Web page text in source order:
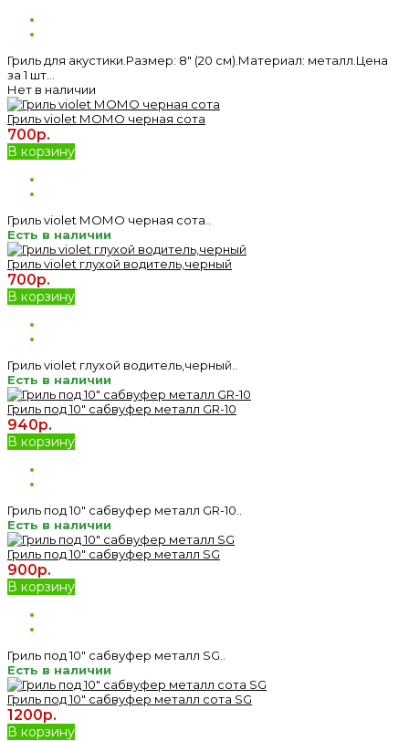
Гриль для акустики.Размер: 8″ (20 см).Материал: металл.Цена
за 1 шт...
Нет в наличии
Гриль violet МОМО черная сота
700р.
В корзину
Гриль violet МОМО черная сота..
Есть в наличии
Гриль violet глухой водитель,черный
700р.
В корзину
Гриль violet глухой водитель,черный..
Есть в наличии
Гриль под 10" сабвуфер металл GR-10
940р.
В корзину
Гриль под 10" сабвуфер металл GR-10..
Есть в наличии
Гриль под 10" сабвуфер металл SG
900р.
В корзину
Гриль под 10" сабвуфер металл SG..
Есть в наличии
Гриль под 10" сабвуфер металл сота SG
1200р.
В корзину